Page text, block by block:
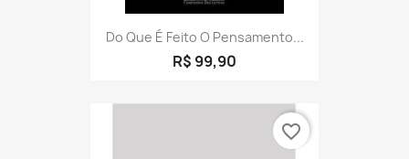
Do Que É Feito O Pensamento...
R$ 99,90
favorite_border